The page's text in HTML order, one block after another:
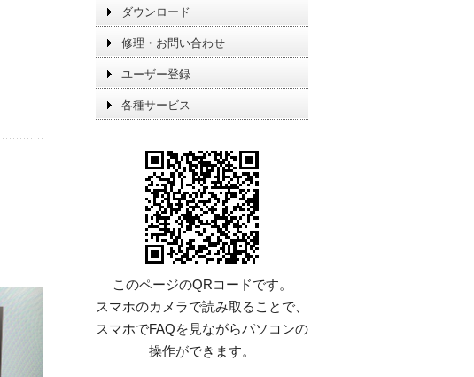
ダウンロード
修理・お問い合わせ
ユーザー登録
各種サービス
このページのQRコードです。
スマホのカメラで読み取ることで、
スマホでFAQを見ながらパソコンの
操作ができます。